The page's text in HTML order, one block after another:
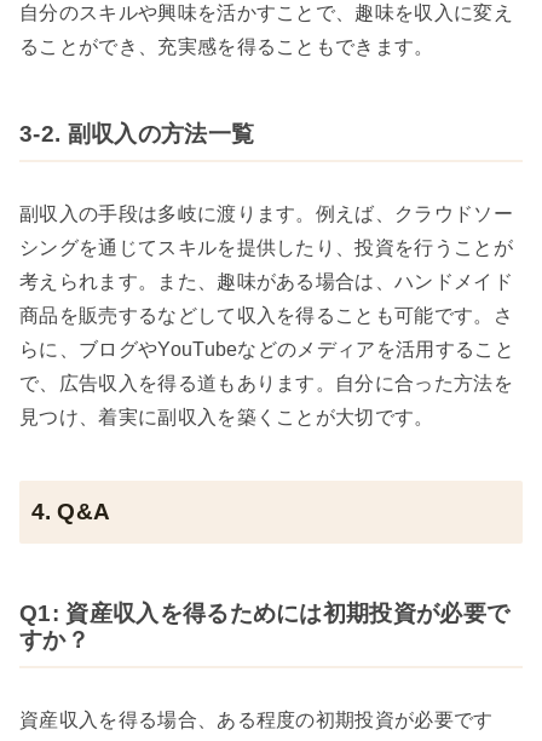
自分のスキルや興味を活かすことで、趣味を収入に変え
ることができ、充実感を得ることもできます。
3-2. 副収入の方法一覧
副収入の手段は多岐に渡ります。例えば、クラウドソー
シングを通じてスキルを提供したり、投資を行うことが
考えられます。また、趣味がある場合は、ハンドメイド
商品を販売するなどして収入を得ることも可能です。さ
らに、ブログやYouTubeなどのメディアを活用すること
で、広告収入を得る道もあります。自分に合った方法を
見つけ、着実に副収入を築くことが大切です。
4. Q&A
Q1: 資産収入を得るためには初期投資が必要で
すか？
資産収入を得る場合、ある程度の初期投資が必要です